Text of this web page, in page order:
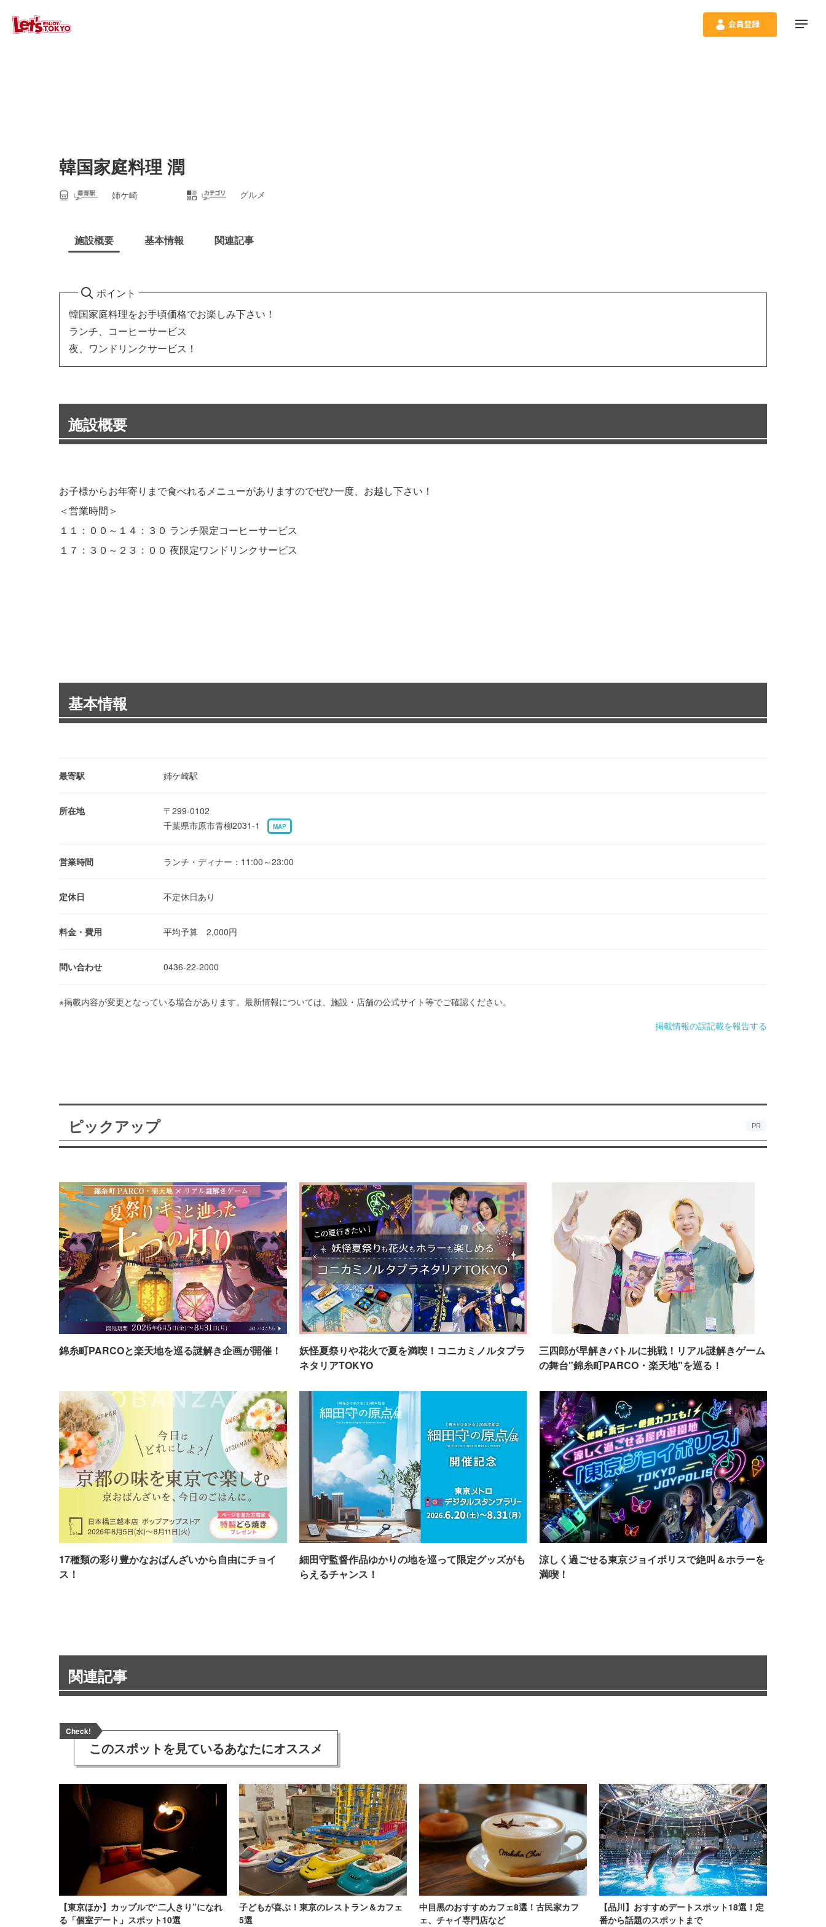
韓国家庭料理 潤
姉ケ崎 グルメ
施設概要 基本情報 関連記事
ポイント
韓国家庭料理をお手頃価格でお楽しみ下さい！
ランチ、コーヒーサービス
夜、ワンドリンクサービス！
施設概要
お子様からお年寄りまで食べれるメニューがありますのでぜひ一度、お越し下さい！
＜営業時間＞
１１：００～１４：３０ ランチ限定コーヒーサービス
１７：３０～２３：００ 夜限定ワンドリンクサービス
基本情報
最寄駅 姉ケ崎駅
所在地
〒299-0102
千葉県市原市青柳2031-1
MAP
営業時間 ランチ・ディナー：11:00～23:00
定休日 不定休日あり
料金・費用 平均予算 2,000円
問い合わせ 0436-22-2000
※掲載内容が変更となっている場合があります。最新情報については、施設・店舗の公式サイト等でご確認ください。
掲載情報の誤記載を報告する
ピックアップ PR
錦糸町PARCOと楽天地を巡る謎解き企画が開催！
妖怪夏祭りや花火で夏を満喫！コニカミノルタプラ
ネタリアTOKYO
三四郎が早解きバトルに挑戦！リアル謎解きゲーム
の舞台"錦糸町PARCO・楽天地"を巡る！
17種類の彩り豊かなおばんざいから自由にチョイ
ス！
細田守監督作品ゆかりの地を巡って限定グッズがも
らえるチャンス！
涼しく過ごせる東京ジョイポリスで絶叫＆ホラーを
満喫！
関連記事
Check!
このスポットを見ているあなたにオススメ
【東京ほか】カップルで“二人きり”になれ
る「個室デート」スポット10選
子どもが喜ぶ！東京のレストラン＆カフェ
5選
中目黒のおすすめカフェ8選！古民家カフ
ェ、チャイ専門店など
【品川】おすすめデートスポット18選！定
番から話題のスポットまで